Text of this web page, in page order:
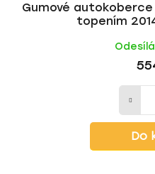
Gumové
topením
Do